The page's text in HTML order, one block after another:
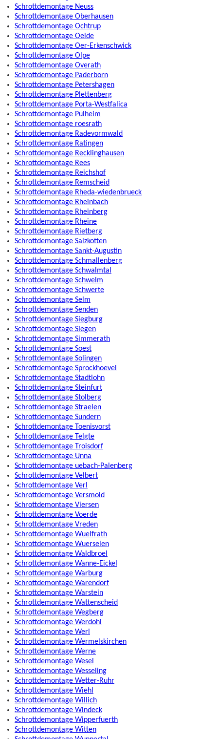
Schrottdemontage Neuss
Schrottdemontage Oberhausen
Schrottdemontage Ochtrup
Schrottdemontage Oelde
Schrottdemontage Oer-Erkenschwick
Schrottdemontage Olpe
Schrottdemontage Overath
Schrottdemontage Paderborn
Schrottdemontage Petershagen
Schrottdemontage Plettenberg
Schrottdemontage Porta-Westfalica
Schrottdemontage Pulheim
Schrottdemontage roesrath
Schrottdemontage Radevormwald
Schrottdemontage Ratingen
Schrottdemontage Recklinghausen
Schrottdemontage Rees
Schrottdemontage Reichshof
Schrottdemontage Remscheid
Schrottdemontage Rheda-wiedenbrueck
Schrottdemontage Rheinbach
Schrottdemontage Rheinberg
Schrottdemontage Rheine
Schrottdemontage Rietberg
Schrottdemontage Salzkotten
Schrottdemontage Sankt-Augustin
Schrottdemontage Schmallenberg
Schrottdemontage Schwalmtal
Schrottdemontage Schwelm
Schrottdemontage Schwerte
Schrottdemontage Selm
Schrottdemontage Senden
Schrottdemontage Siegburg
Schrottdemontage Siegen
Schrottdemontage Simmerath
Schrottdemontage Soest
Schrottdemontage Solingen
Schrottdemontage Sprockhoevel
Schrottdemontage Stadtlohn
Schrottdemontage Steinfurt
Schrottdemontage Stolberg
Schrottdemontage Straelen
Schrottdemontage Sundern
Schrottdemontage Toenisvorst
Schrottdemontage Telgte
Schrottdemontage Troisdorf
Schrottdemontage Unna
Schrottdemontage uebach-Palenberg
Schrottdemontage Velbert
Schrottdemontage Verl
Schrottdemontage Versmold
Schrottdemontage Viersen
Schrottdemontage Voerde
Schrottdemontage Vreden
Schrottdemontage Wuelfrath
Schrottdemontage Wuerselen
Schrottdemontage Waldbroel
Schrottdemontage Wanne-Eickel
Schrottdemontage Warburg
Schrottdemontage Warendorf
Schrottdemontage Warstein
Schrottdemontage Wattenscheid
Schrottdemontage Wegberg
Schrottdemontage Werdohl
Schrottdemontage Werl
Schrottdemontage Wermelskirchen
Schrottdemontage Werne
Schrottdemontage Wesel
Schrottdemontage Wesseling
Schrottdemontage Wetter-Ruhr
Schrottdemontage Wiehl
Schrottdemontage Willich
Schrottdemontage Windeck
Schrottdemontage Wipperfuerth
Schrottdemontage Witten